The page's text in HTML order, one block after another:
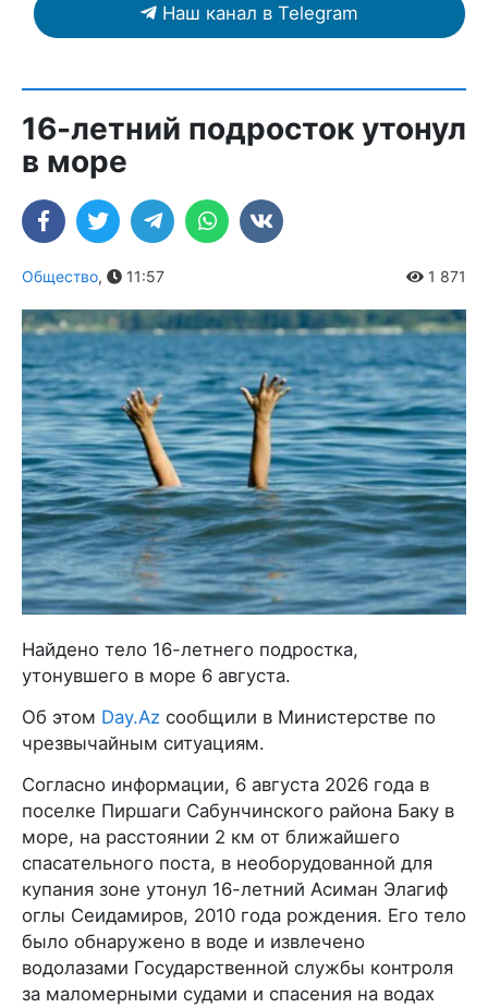
Наш канал в Telegram
16-летний подросток утонул
в море
Общество, 11:57 1 871
Найдено тело 16-летнего подростка,
утонувшего в море 6 августа.
Об этом Day.Az сообщили в Министерстве по
чрезвычайным ситуациям.
Согласно информации, 6 августа 2026 года в
поселке Пиршаги Сабунчинского района Баку в
море, на расстоянии 2 км от ближайшего
спасательного поста, в необорудованной для
купания зоне утонул 16-летний Асиман Элагиф
оглы Сеидамиров, 2010 года рождения. Его тело
было обнаружено в воде и извлечено
водолазами Государственной службы контроля
за маломерными судами и спасения на водах